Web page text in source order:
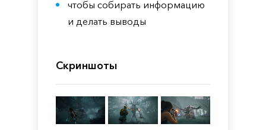
чтобы собирать информацию
и делать выводы
Скриншоты